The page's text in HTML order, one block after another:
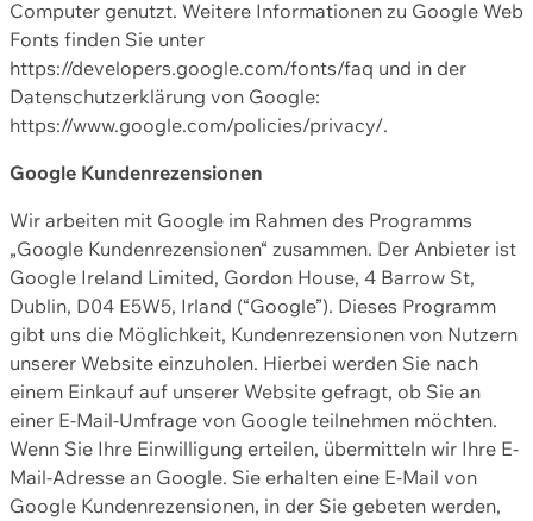
Computer genutzt. Weitere Informationen zu Google Web
Fonts finden Sie unter
https://developers.google.com/fonts/faq und in der
Datenschutzerklärung von Google:
https://www.google.com/policies/privacy/.
Google Kundenrezensionen
Wir arbeiten mit Google im Rahmen des Programms
„Google Kundenrezensionen“ zusammen. Der Anbieter ist
Google Ireland Limited, Gordon House, 4 Barrow St,
Dublin, D04 E5W5, Irland (“Google”). Dieses Programm
gibt uns die Möglichkeit, Kundenrezensionen von Nutzern
unserer Website einzuholen. Hierbei werden Sie nach
einem Einkauf auf unserer Website gefragt, ob Sie an
einer E-Mail-Umfrage von Google teilnehmen möchten.
Wenn Sie Ihre Einwilligung erteilen, übermitteln wir Ihre E-
Mail-Adresse an Google. Sie erhalten eine E-Mail von
Google Kundenrezensionen, in der Sie gebeten werden,